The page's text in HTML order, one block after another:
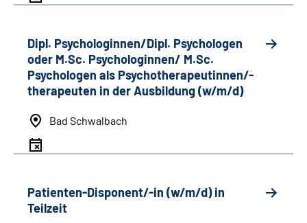
Dipl. Psychologinnen/Dipl. Psychologen
oder M.Sc. Psychologinnen/ M.Sc.
Psychologen als Psychotherapeutinnen/-
therapeuten in der Ausbildung (w/m/d)
Bad Schwalbach
Patienten-Disponent/-in (w/m/d) in
Teilzeit